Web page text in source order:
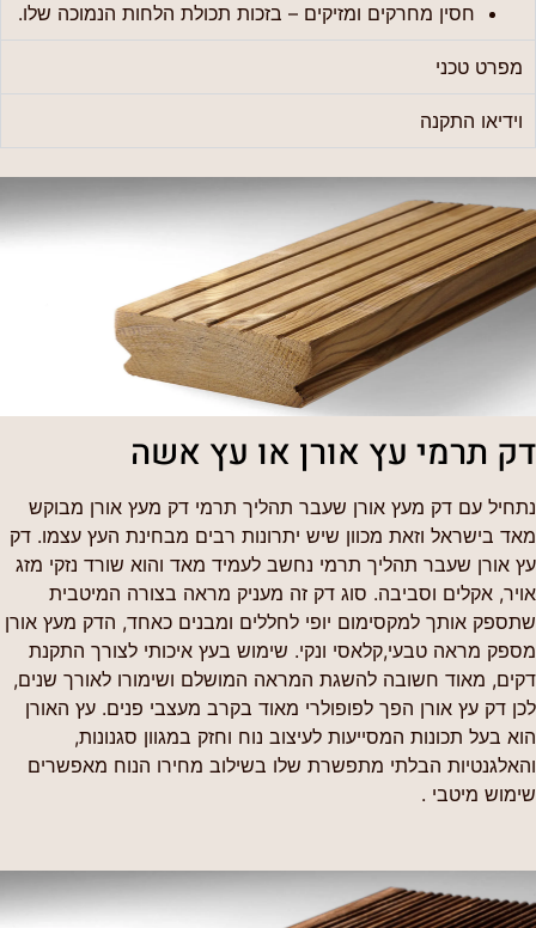
חסין מחרקים ומזיקים – בזכות תכולת הלחות הנמוכה שלו.
מפרט טכני
וידיאו התקנה
דק תרמי עץ אורן או עץ אשה
נתחיל עם דק מעץ אורן שעבר תהליך תרמי דק מעץ אורן מבוקש
מאד בישראל וזאת מכוון שיש יתרונות רבים מבחינת העץ עצמו. דק
עץ אורן שעבר תהליך תרמי נחשב לעמיד מאד והוא שורד נזקי מזג
אויר, אקלים וסביבה. סוג דק זה מעניק מראה בצורה המיטבית
שתספק אותך למקסימום יופי לחללים ומבנים כאחד, הדק מעץ אורן
מספק מראה טבעי,קלאסי ונקי. שימוש בעץ איכותי לצורך התקנת
דקים, מאוד חשובה להשגת המראה המושלם ושימורו לאורך שנים,
לכן דק עץ אורן הפך לפופולרי מאוד בקרב מעצבי פנים. עץ האורן
הוא בעל תכונות המסייעות לעיצוב נוח וחזק במגוון סגנונות,
והאלגנטיות הבלתי מתפשרת שלו בשילוב מחירו הנוח מאפשרים
שימוש מיטבי .